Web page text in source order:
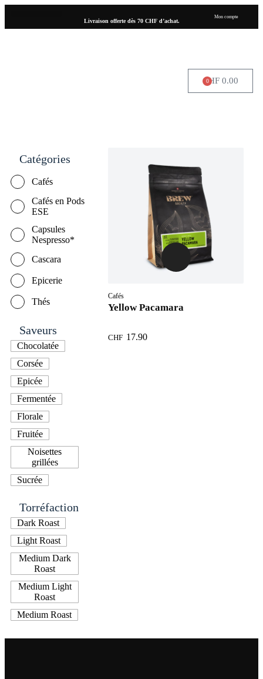
Livraison offerte dès 70 CHF d’achat.
Mon compte
CHF 0.00
0
Catégories
Cafés
Cafés en Pods
ESE
Capsules
Nespresso*
Cascara
Epicerie
Thés
Saveurs
Chocolatée
Corsée
Epicée
Fermentée
Florale
Fruitée
Noisettes
grillées
Sucrée
Torréfaction
Dark Roast
Light Roast
Medium Dark
Roast
Medium Light
Roast
Medium Roast
Cafés
Yellow Pacamara
CHF 17.90